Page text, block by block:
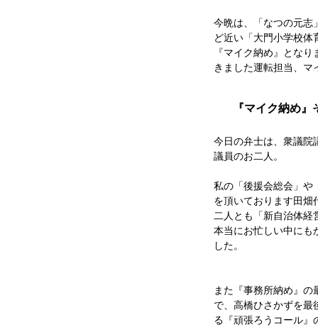
今晩は、「なつの元志
ど近い「大門小学校体
『マイク納め』とな
きました運転担当、マ
『マイク納め
今日の弁士は、衆議院
議員のお二人。
私の「後援会総会」や
を頂いております田畑
二人とも「新自治体経
本当にお忙しい中にも
した。
また『事務所納め』の
で、高橋ひさかずを最
る『頑張ろうコール』